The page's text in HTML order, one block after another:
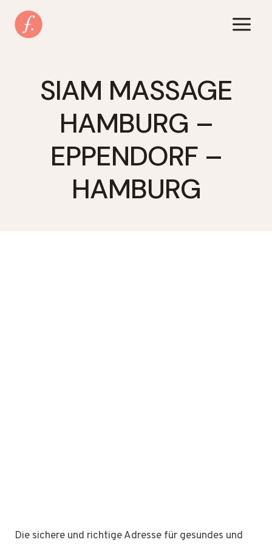
Inhalt
springen
SIAM MASSAGE
HAMBURG –
EPPENDORF –
HAMBURG
Die sichere und richtige Adresse für gesundes und